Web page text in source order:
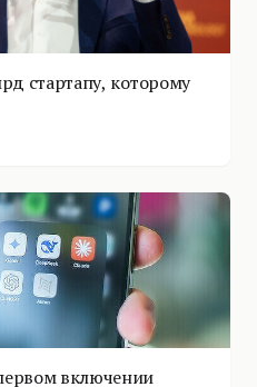
стартапу, которому
включении